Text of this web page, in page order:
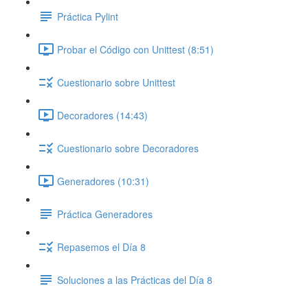
Práctica Pylint
Probar el Código con Unittest (8:51)
Cuestionario sobre Unittest
Decoradores (14:43)
Cuestionario sobre Decoradores
Generadores (10:31)
Práctica Generadores
Repasemos el Día 8
Soluciones a las Prácticas del Día 8